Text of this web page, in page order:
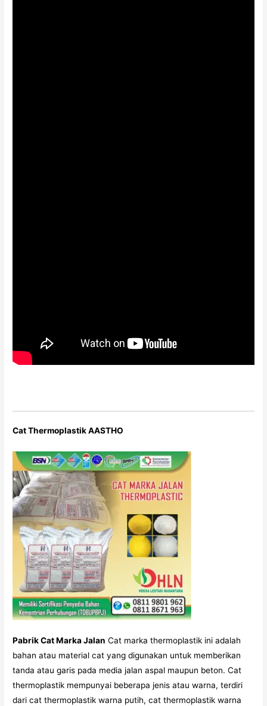
Cat Thermoplastik AASTHO
Pabrik Cat Marka Jalan Cat marka thermoplastik ini adalah
bahan atau material cat yang digunakan untuk memberikan
tanda atau garis pada media jalan aspal maupun beton. Cat
thermoplastik mempunyai beberapa jenis atau warna, terdiri
dari cat thermoplastik warna putih, cat thermoplastik warna